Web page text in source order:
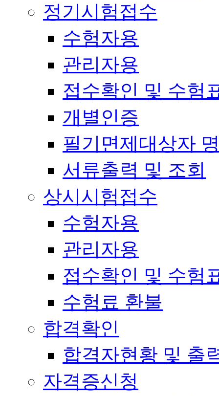
정기시험접수
수험자용
관리자용
접수확인 및 수험
개별인증
필기면제대상자
서류출력 및 조회
상시시험접수
수험자용
관리자용
접수확인 및 수험
수험료 환불
합격확인
합격자현황 및 출
자격증신청